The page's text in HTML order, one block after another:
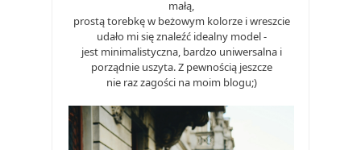
małą,
prostą torebkę w beżowym kolorze i wreszcie
udało mi się znaleźć idealny model -
jest minimalistyczna, bardzo uniwersalna i
porządnie uszyta. Z pewnością jeszcze
nie raz zagości na moim blogu;)